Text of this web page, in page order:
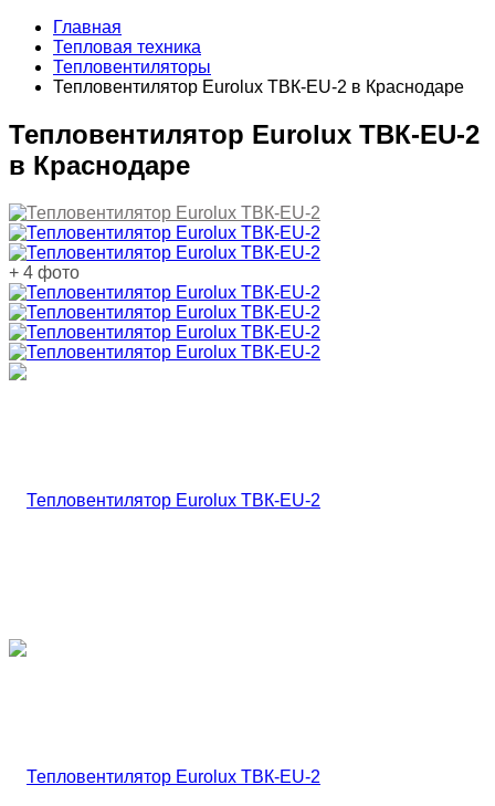
Главная
Тепловая техника
Тепловентиляторы
Тепловентилятор Eurolux ТВК-EU-2 в Краснодаре
Тепловентилятор Eurolux ТВК-EU-2
в Краснодаре
+ 4 фото